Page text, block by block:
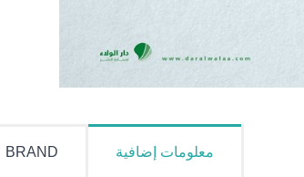
معلومات إضافية BRAND